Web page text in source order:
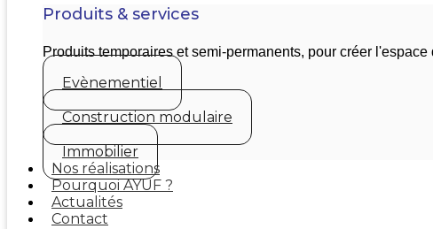
Produits & services
Produits temporaires et semi-permanents, pour créer
Evènementiel
Construction modulaire
Immobilier
Nos réalisations
Pourquoi AYUF ?
Actualités
Contact